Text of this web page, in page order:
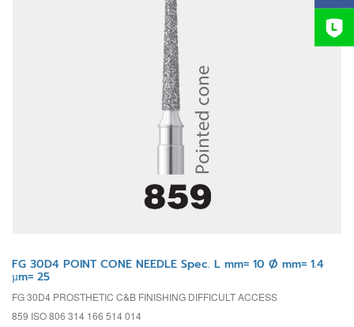
FG 30D4 POINT CONE NEEDLE Spec. L mm= 10 Ø mm= 1.4
µm= 25
FG 30D4 PROSTHETIC C&B FINISHING DIFFICULT ACCESS
859 ISO 806 314 166 514 014